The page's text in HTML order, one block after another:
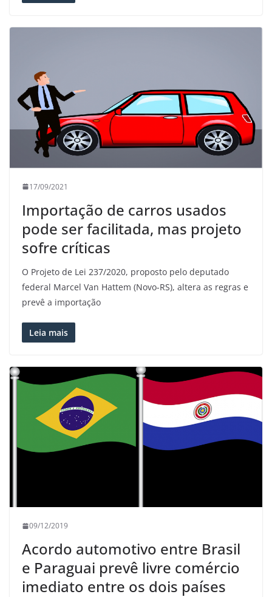
17/09/2021
Importação de carros usados
pode ser facilitada, mas projeto
sofre críticas
O Projeto de Lei 237/2020, proposto pelo deputado
federal Marcel Van Hattem (Novo-RS), altera as regras e
prevê a importação
Leia mais
09/12/2019
Acordo automotivo entre Brasil
e Paraguai prevê livre comércio
imediato entre os dois países